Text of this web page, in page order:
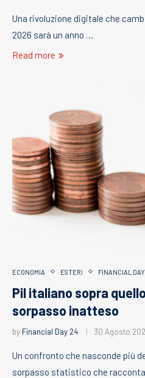
Una rivoluzione digitale che
2026 sarà un anno …
Read more
ECONOMIA ESTERI FINANCIAL
Pil italiano sopra
sorpasso inatteso
by Financial Day 24 30 Agosto
Un confronto che nasconde più
sorpasso statistico che